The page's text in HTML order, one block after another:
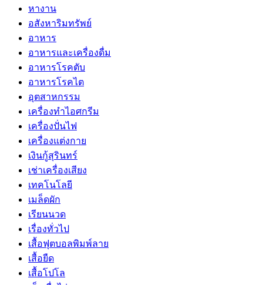
หางาน
อสังหาริมทรัพย์
อาหาร
อาหารและเครื่องดื่ม
อาหารโรคตับ
อาหารโรคไต
อุตสาหกรรม
เครื่องทำไอศกรีม
เครื่องปั่นไฟ
เครื่องแต่งกาย
เงินกู้สุรินทร์
เช่าเครื่องเสียง
เทคโนโลยี
เมล็ดผัก
เรียนนวด
เรื่องทั่วไป
เสื้อฟุตบอลพิมพ์ลาย
เสื้อยืด
เสื้อโปโล